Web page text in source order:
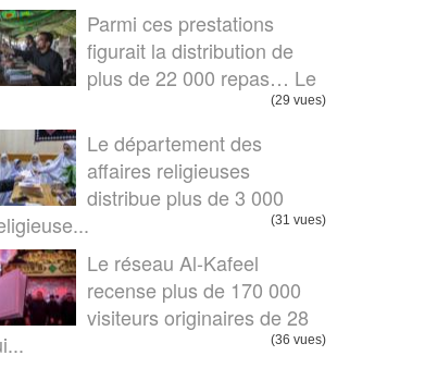
Parmi ces prestations
figurait la distribution de
plus de 22 000 repas… Le
(29 vues)
Le département des
affaires religieuses
distribue plus de 3 000
(31 vues)
Le réseau Al-Kafeel
recense plus de 170 000
visiteurs originaires de 28
(36 vues)